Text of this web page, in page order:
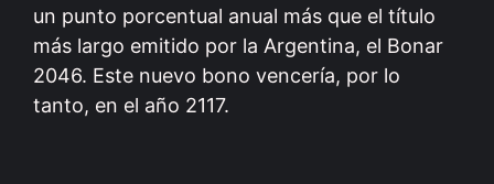
un punto porcentual anual más que el título
más largo emitido por la Argentina, el Bonar
2046. Este nuevo bono vencería, por lo
tanto, en el año 2117.